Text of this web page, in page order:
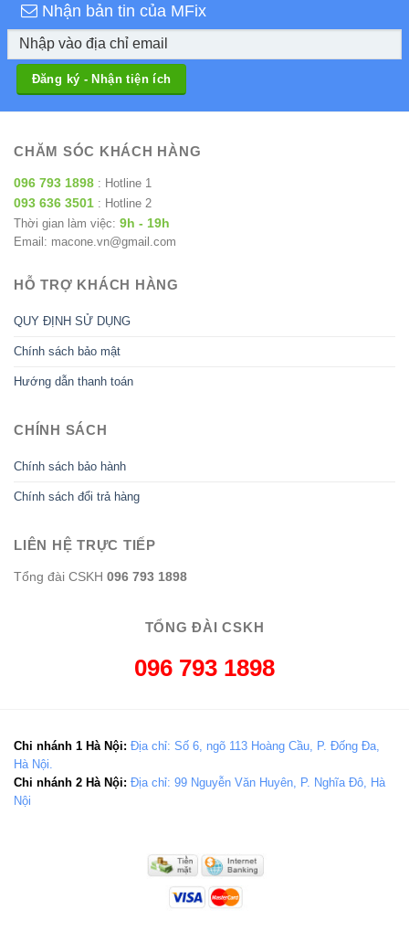
Nhận bản tin của MFix
CHĂM SÓC KHÁCH HÀNG
096 793 1898 : Hotline 1
093 636 3501 : Hotline 2
Thời gian làm việc: 9h - 19h
Email: macone.vn@gmail.com
HỖ TRỢ KHÁCH HÀNG
QUY ĐỊNH SỬ DỤNG
Chính sách bảo mật
Hướng dẫn thanh toán
CHÍNH SÁCH
Chính sách bảo hành
Chính sách đổi trả hàng
LIÊN HỆ TRỰC TIẾP
Tổng đài CSKH 096 793 1898
TỔNG ĐÀI CSKH
096 793 1898
Chi nhánh 1 Hà Nội: Địa chỉ: Số 6, ngõ 113 Hoàng Cầu, P. Đống Đa,
Hà Nội.
Chi nhánh 2 Hà Nội: Địa chỉ: 99 Nguyễn Văn Huyên, P. Nghĩa Đô, Hà
Nội